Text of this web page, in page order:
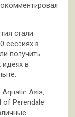
стали
сессиях в
получить
идеях в
Asia,
of Perendale